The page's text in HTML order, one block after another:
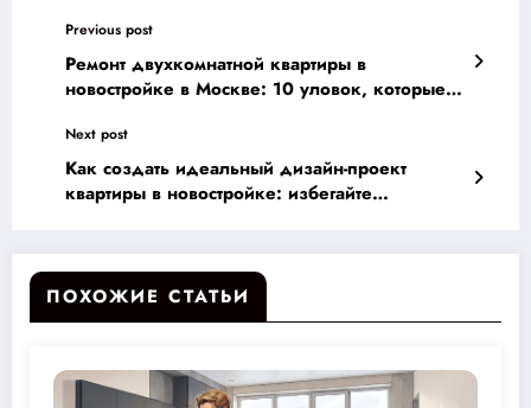
Previous post
Ремонт двухкомнатной квартиры в
новостройке в Москве: 10 уловок, которые
лишних затрат
Next post
Как создать идеальный дизайн-проект
квартиры в новостройке: избегайте
ПОХОЖИЕ СТАТЬИ